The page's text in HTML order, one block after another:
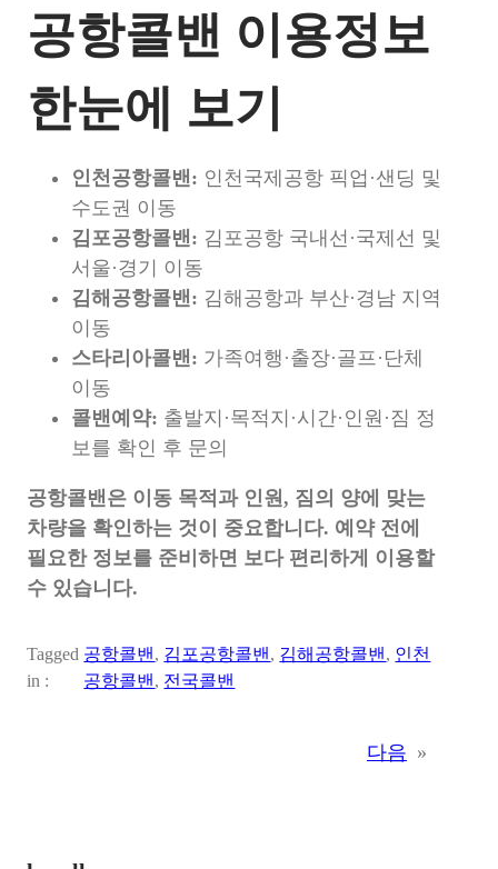
공항콜밴 이용정보
한눈에 보기
인천공항콜밴: 인천국제공항 픽업·샌딩 및
수도권 이동
김포공항콜밴: 김포공항 국내선·국제선 및
서울·경기 이동
김해공항콜밴: 김해공항과 부산·경남 지역
이동
스타리아콜밴: 가족여행·출장·골프·단체
이동
콜밴예약: 출발지·목적지·시간·인원·짐 정
보를 확인 후 문의
공항콜밴은 이동 목적과 인원, 짐의 양에 맞는
차량을 확인하는 것이 중요합니다. 예약 전에
필요한 정보를 준비하면 보다 편리하게 이용할
수 있습니다.
Tagged
in :
공항콜밴, 김포공항콜밴, 김해공항콜밴, 인천
공항콜밴, 전국콜밴
다음 »